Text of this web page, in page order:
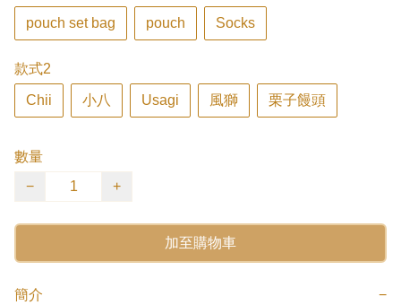
pouch set bag pouch Socks
款式2
Chii 小八 Usagi 風獅 栗子饅頭
數量
−
+
加至購物車
簡介 −